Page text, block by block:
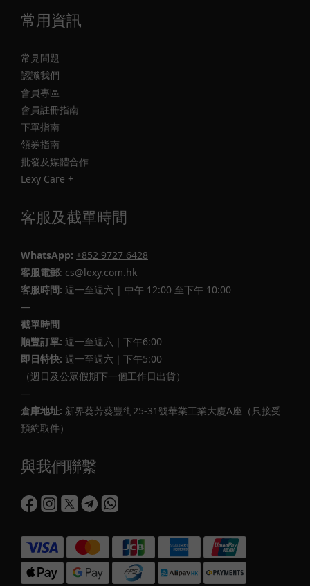
常用資訊
常見問題
認識我們
會員專區
會員註冊指南
下單指南
領券指南
批發及媒體合作
Lexy Care +
客服及截單時間
WhatsApp: +852 9727 6428
客服電郵: cs@lexy.com.hk
客服時間: 週一至週六 | 中午 12:00 至下午 10:00
—
截單時間
順豐訂單: 週一至週六｜下午6:00
即日特快: 週一至週六｜下午5:00
（週日及公眾假期下一個工作日出貨）
—
倉庫地址: 新界葵芳葵豐街25-31號華業工業大廈A座（只接受
預約取件）
與我們聯繫